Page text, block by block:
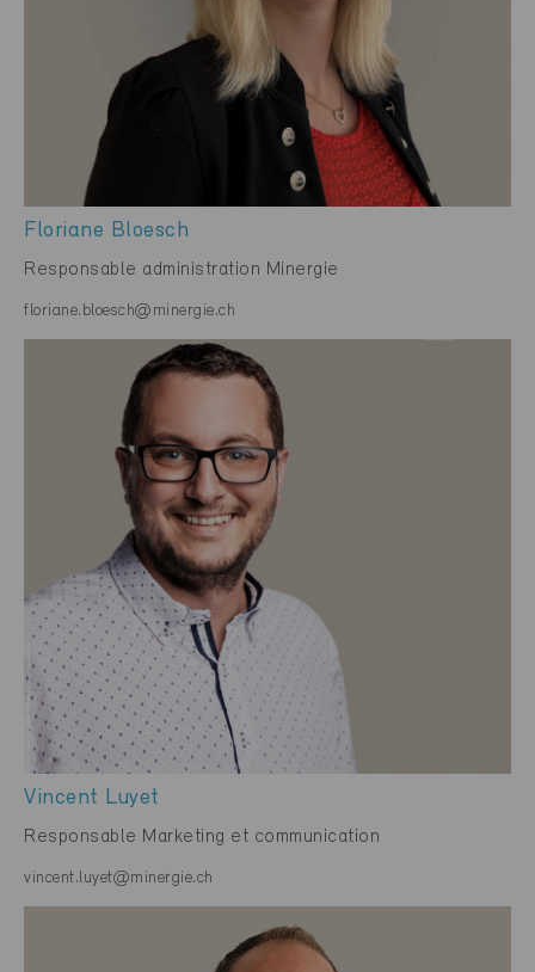
Floriane Bloesch
Responsable administration Minergie
floriane.bloesch@minergie.ch
Vincent Luyet
Responsable Marketing et communication
vincent.luyet@minergie.ch